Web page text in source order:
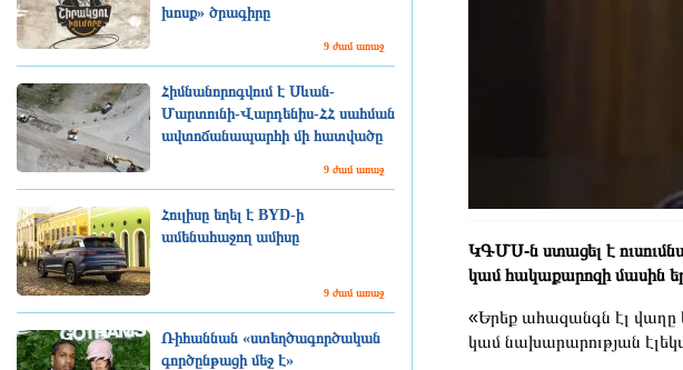
խոսք» ծրագիրը
9 ժամ առաջ
Հիմնանորոգվում է Սևան-
Մարտունի-Վարդենիս-ՀՀ սահման
ավտոճանապարհի մի հատվածը
9 ժամ առաջ
Հուլիսը եղել է BYD-ի
ամենահաջող ամիսը
9 ժամ առաջ
Ռիհաննան «ստեղծագործական
գործընթացի մեջ է»
ԿԳՄՍ-ն ստացել է
կամ հակաքարոզի մասին
«Երեք ահազանգն էլ վաղը
կամ նախարարության